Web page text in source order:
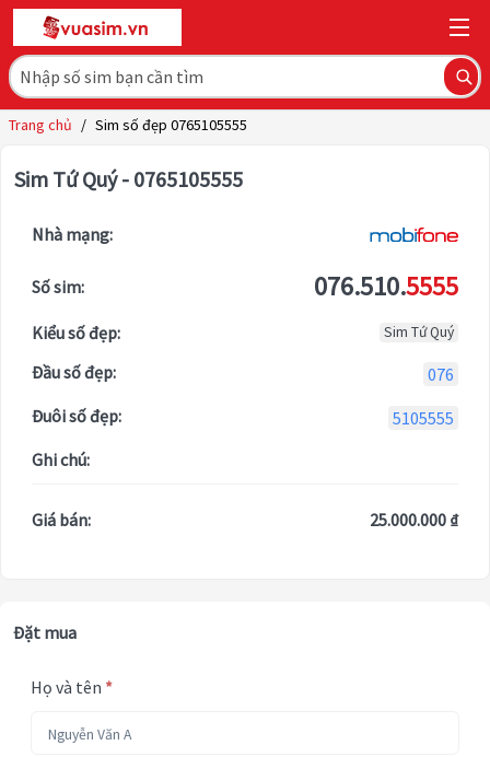
Trang chủ / Sim số đẹp 0765105555
Sim Tứ Quý - 0765105555
Nhà mạng:
Số sim: 076.510.5555
Kiểu số đẹp: Sim Tứ Quý
Đầu số đẹp:
076
Đuôi số đẹp:
5105555
Ghi chú:
Giá bán: 25.000.000 ₫
Đặt mua
Họ và tên *